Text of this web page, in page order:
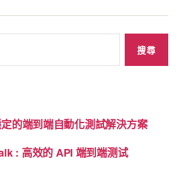
的端到端自動化測試解決方案
: 高效的 API 端到端测试